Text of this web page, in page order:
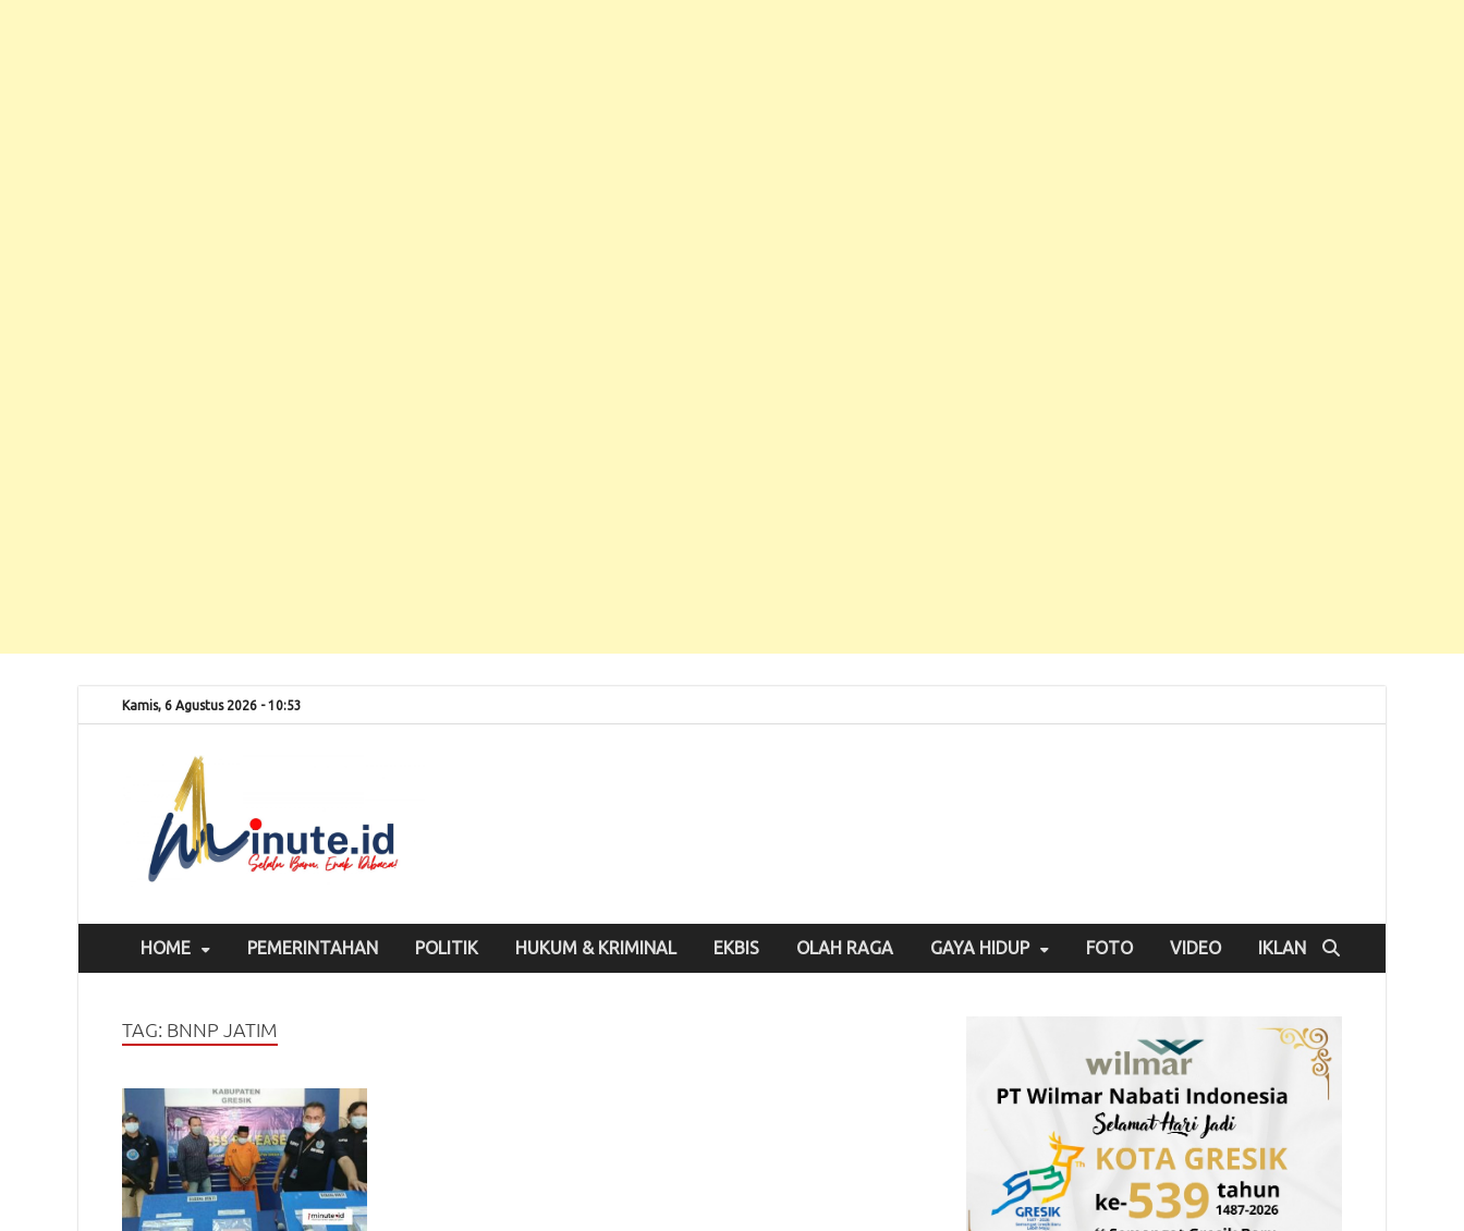
Kamis, 6 Agustus 2026 - 10:53
HOME PEMERINTAHAN POLITIK HUKUM & KRIMINAL EKBIS OLAH RAGA GAYA HIDUP FOTO VIDEO IKLAN
TAG: BNNP JATIM